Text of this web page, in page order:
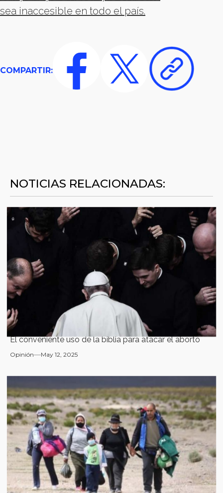
sea inaccesible en todo el país.
COMPARTIR:
NOTICIAS RELACIONADAS:
El conveniente uso de la biblia para atacar el aborto
Opinión May 12, 2025